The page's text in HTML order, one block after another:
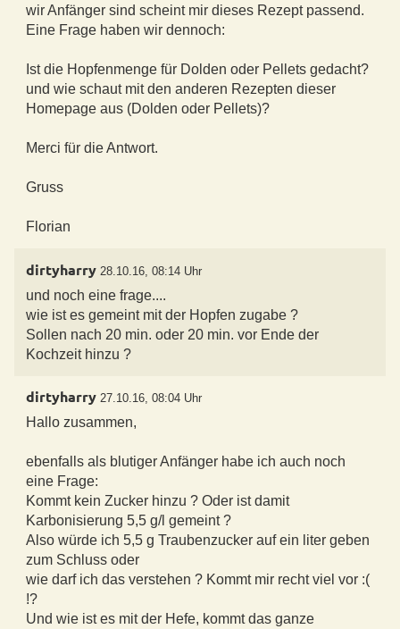
wir Anfänger sind scheint mir dieses Rezept passend.
Eine Frage haben wir dennoch:
Ist die Hopfenmenge für Dolden oder Pellets gedacht?
und wie schaut mit den anderen Rezepten dieser
Homepage aus (Dolden oder Pellets)?
Merci für die Antwort.
Gruss
dirtyharry 28.10.16, 08:14 Uhr
und noch eine frage....
wie ist es gemeint mit der Hopfen zugabe ?
Sollen nach 20 min. oder 20 min. vor Ende der
Kochzeit hinzu ?
dirtyharry 27.10.16, 08:04 Uhr
Hallo zusammen,
ebenfalls als blutiger Anfänger habe ich auch noch
eine Frage:
Kommt kein Zucker hinzu ? Oder ist damit
Karbonisierung 5,5 g/l gemeint ?
Also würde ich 5,5 g Traubenzucker auf ein liter geben
zum Schluss oder
wie darf ich das verstehen ? Kommt mir recht viel vor :(
!?
Und wie ist es mit der Hefe, kommt das ganze